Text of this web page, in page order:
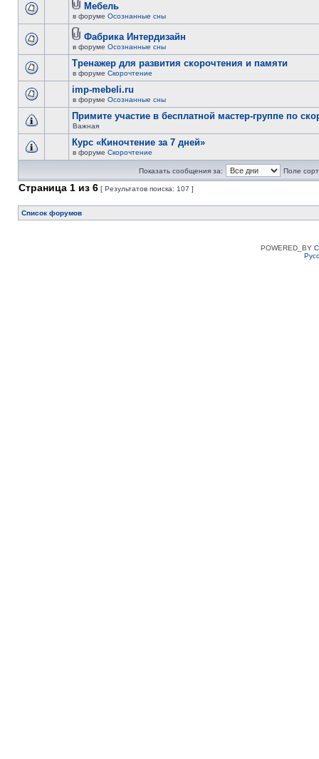
Мебель
в форуме Осознанные сны
Фабрика Интердизайн
в форуме Осознанные сны
Тренажер для развития скорочтения и памяти
в форуме Скорочтение
imp-mebeli.ru
в форуме Осознанные сны
Примите участие в бесплатной мастер-группе по
Важная
Курс «Киночтение за 7 дней»
в форуме Скорочтение
Показать сообщения за: Поле
Страница 1 из 6 [ Результатов поиска: 107 ]
Список форумов
POWERED_BY